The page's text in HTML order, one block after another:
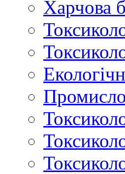
Харчова